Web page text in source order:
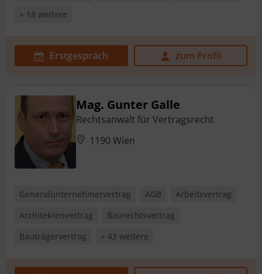
+ 18 weitere
Erstgespräch zum Profil
Mag. Gunter Galle
Rechtsanwalt für Vertragsrecht
1190 Wien
Generalunternehmervertrag AGB
Arbeitsvertrag
Architektenvertrag
Baurechtsvertrag
Bauträgervertrag
+ 43 weitere